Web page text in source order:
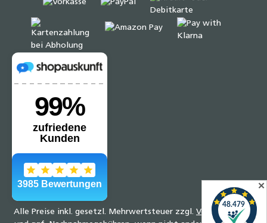
Alle Preise inkl. gesetzl. Mehrwertsteuer zzgl. Versandkosten
✕